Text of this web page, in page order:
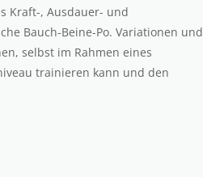
Kraft-, Ausdauer- und
Bauch-Beine-Po. Variationen und
selbst im Rahmen eines
trainieren kann und den